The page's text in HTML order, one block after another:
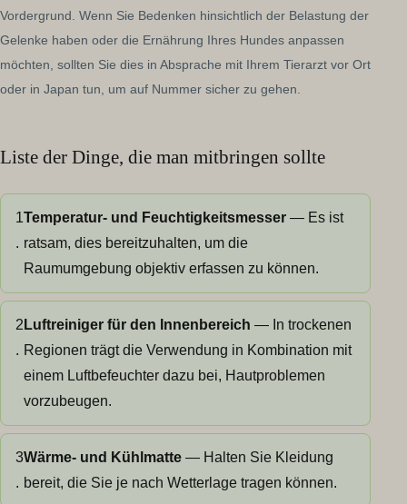
Vordergrund. Wenn Sie Bedenken hinsichtlich der Belastung der
Gelenke haben oder die Ernährung Ihres Hundes anpassen
möchten, sollten Sie dies in Absprache mit Ihrem Tierarzt vor Ort
oder in Japan tun, um auf Nummer sicher zu gehen.
Liste der Dinge, die man mitbringen sollte
1
.
Temperatur- und Feuchtigkeitsmesser — Es ist
ratsam, dies bereitzuhalten, um die
Raumumgebung objektiv erfassen zu können.
2
.
Luftreiniger für den Innenbereich — In trockenen
Regionen trägt die Verwendung in Kombination mit
einem Luftbefeuchter dazu bei, Hautproblemen
vorzubeugen.
3
.
Wärme- und Kühlmatte — Halten Sie Kleidung
bereit, die Sie je nach Wetterlage tragen können.